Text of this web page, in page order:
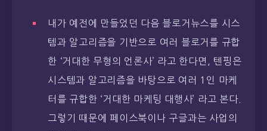
내가 예전에 만들었던 다음 블로거뉴스를 시스
템과 알고리즘을 기반으로 여러 블로거를 규합
한 ‘거대한 무형의 언론사’ 라고 한다면, 텐핑은
시스템과 알고리즘을 바탕으로 여러 1인 마케
터를 규합한 ‘거대한 마케팅 대행사’ 라고 본다.
그렇기 때문에 페이스북이나 구글과는 사업의